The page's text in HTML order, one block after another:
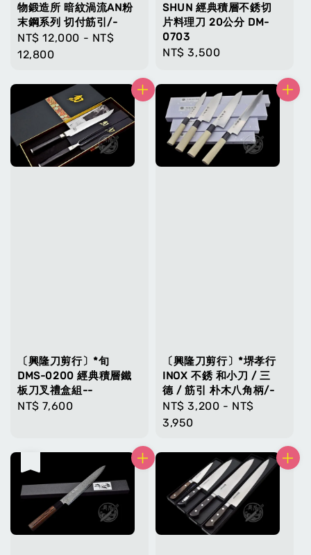
物鍛造所 暗紋渦流AN粉
末鋼系列 切付筋引/-
Regular
price
NT$ 12,000 - NT$
12,800
SHUN 經典積層不銹切
片料理刀 20公分 DM-
0703
Regular
NT$ 3,500
〔興隆刀剪行〕*旬
DMS-0200 經典積層鐵
板刀叉禮盒組--
Regular
NT$ 7,600
〔興隆刀剪行〕*堺孝行
INOX 不銹 和小刀 / 三
德 / 筋引 朴木八角柄/-
Regular
price
NT$ 3,200 - NT$
3,950